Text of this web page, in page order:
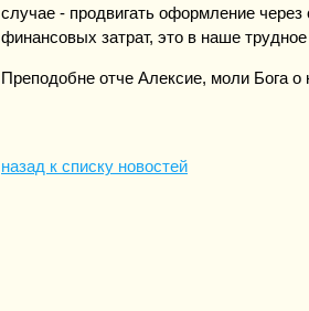
случае - продвигать оформление
финансовых затрат, это в наше
Преподобне отче Алексие, моли Бога о
назад к списку новостей